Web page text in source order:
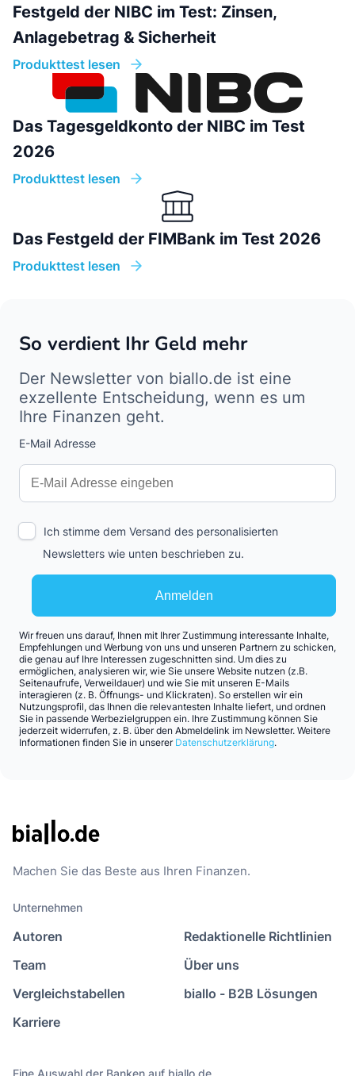
Festgeld der NIBC im Test: Zinsen,
Anlagebetrag & Sicherheit
Produkttest lesen
Das Tagesgeldkonto der NIBC im Test
2026
Produkttest lesen
Das Festgeld der FIMBank im Test 2026
Produkttest lesen
So verdient Ihr Geld mehr
Der Newsletter von biallo.de ist eine
exzellente Entscheidung, wenn es um
Ihre Finanzen geht.
E-Mail Adresse
Interests
Amount
Anmelden
Ich stimme dem Versand des personalisierten
Newsletters wie unten beschrieben zu.
Wir freuen uns darauf, Ihnen mit Ihrer Zustimmung interessante Inhalte,
Empfehlungen und Werbung von uns und unseren Partnern zu schicken,
die genau auf Ihre Interessen zugeschnitten sind. Um dies zu
ermöglichen, analysieren wir, wie Sie unsere Website nutzen (z.B.
Seitenaufrufe, Verweildauer) und wie Sie mit unseren E-Mails
interagieren (z. B. Öffnungs- und Klickraten). So erstellen wir ein
Nutzungsprofil, das Ihnen die relevantesten Inhalte liefert, und ordnen
Sie in passende Werbezielgruppen ein. Ihre Zustimmung können Sie
jederzeit widerrufen, z. B. über den Abmeldelink im Newsletter. Weitere
Informationen finden Sie in unserer Datenschutzerklärung.
Machen Sie das Beste aus Ihren Finanzen.
Unternehmen
Autoren
Team
Vergleichstabellen
Karriere
Redaktionelle Richtlinien
Über uns
biallo - B2B Lösungen